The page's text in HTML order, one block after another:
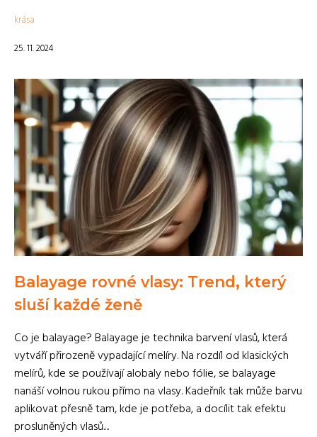
krása
25. 11. 2024
Balayage rovné vlasy: Trend, který
sluší každé ženě
Co je balayage? Balayage je technika barvení vlasů, která
vytváří přirozeně vypadající melíry. Na rozdíl od klasických
melírů, kde se používají alobaly nebo fólie, se balayage
nanáší volnou rukou přímo na vlasy. Kadeřník tak může barvu
aplikovat přesně tam, kde je potřeba, a docílit tak efektu
prosluněných vlasů....